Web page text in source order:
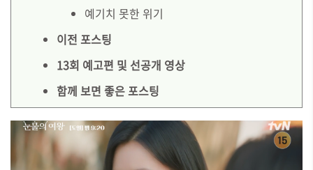
예기치 못한 위기
이전 포스팅
13회 예고편 및 선공개 영상
함께 보면 좋은 포스팅